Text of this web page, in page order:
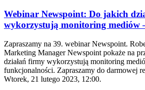
Webinar Newspoint: Do jakich
wykorzystują monitoring mediów
Zapraszamy na 39. webinar Newspoint.
Marketing Manager Newspoint pokaże na
działań firmy wykorzystują monitoring
funkcjonalności. Zapraszamy do darmowej
Wtorek, 21 lutego 2023, 12:00.